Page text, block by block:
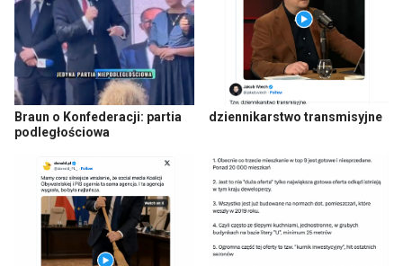
Braun o Konfederacji: partia
podległościowa
dziennikarstwo transmisyjne